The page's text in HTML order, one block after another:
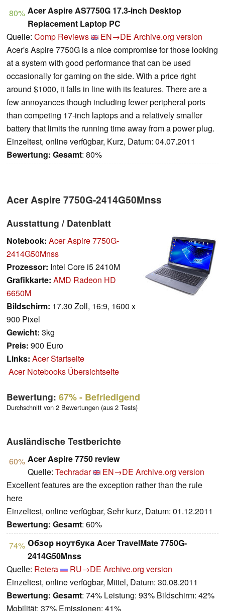
80% Acer Aspire AS7750G 17.3-inch Desktop
Replacement Laptop PC
Quelle: Comp Reviews EN→DE Archive.org version
Acer's Aspire 7750G is a nice compromise for those looking
at a system with good performance that can be used
occasionally for gaming on the side. With a price right
around $1000, it falls in line with its features. There are a
few annoyances though including fewer peripheral ports
than competing 17-inch laptops and a relatively smaller
battery that limits the running time away from a power plug.
Einzeltest, online verfügbar, Kurz, Datum: 04.07.2011
Bewertung: Gesamt: 80%
Acer Aspire 7750G-2414G50Mnss
Ausstattung / Datenblatt
Notebook: Acer Aspire 7750G-
2414G50Mnss
Prozessor: Intel Core i5 2410M
Grafikkarte: AMD Radeon HD
6650M
Bildschirm: 17.30 Zoll, 16:9, 1600 x
900 Pixel
Gewicht: 3kg
Preis: 900 Euro
Links: Acer Startseite
Acer Notebooks Übersichtseite
Bewertung: 67%- Befriedigend
Durchschnitt von 2 Bewertungen (aus 2 Tests)
Ausländische Testberichte
60% Acer Aspire 7750 review
Quelle: Techradar EN→DE Archive.org version
Excellent features are the exception rather than the rule
here
Einzeltest, online verfügbar, Sehr kurz, Datum: 01.12.2011
Bewertung: Gesamt: 60%
74% Обзор ноутбука Acer TravelMate 7750G-
2414G50Mnss
Quelle: Retera RU→DE Archive.org version
Einzeltest, online verfügbar, Mittel, Datum: 30.08.2011
Bewertung: Gesamt: 74% Leistung: 93% Bildschirm: 42%
Mobilität: 37% Emissionen: 41%